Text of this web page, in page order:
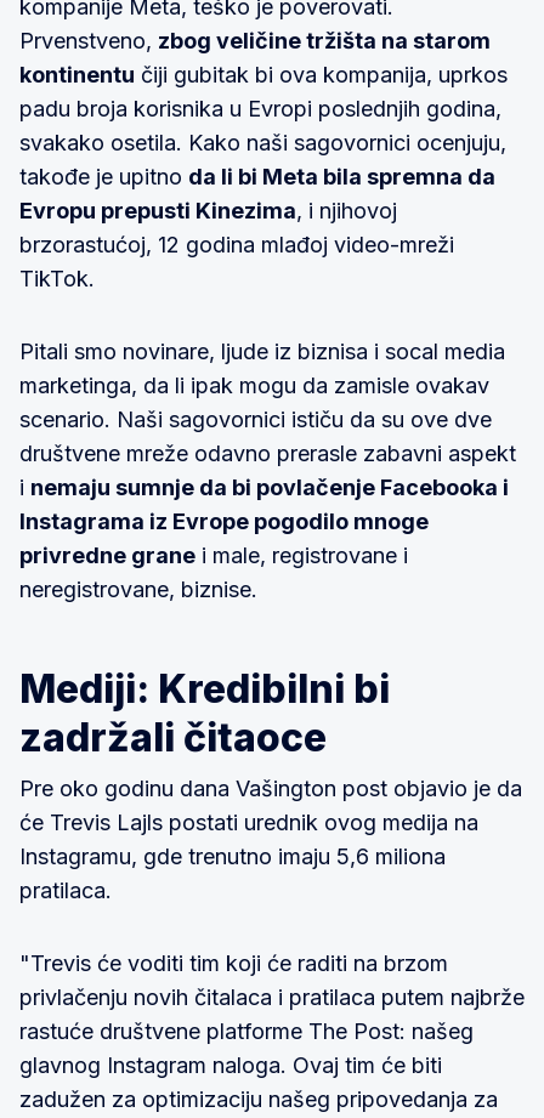
kompanije Meta, teško je poverovati.
Prvenstveno, zbog veličine tržišta na starom
kontinentu čiji gubitak bi ova kompanija, uprkos
padu broja korisnika u Evropi poslednjih godina,
svakako osetila. Kako naši sagovornici ocenjuju,
takođe je upitno da li bi Meta bila spremna da
Evropu prepusti Kinezima, i njihovoj
brzorastućoj, 12 godina mlađoj video-mreži
TikTok.
Pitali smo novinare, ljude iz biznisa i socal media
marketinga, da li ipak mogu da zamisle ovakav
scenario. Naši sagovornici ističu da su ove dve
društvene mreže odavno prerasle zabavni aspekt
i nemaju sumnje da bi povlačenje Facebooka i
Instagrama iz Evrope pogodilo mnoge
privredne grane i male, registrovane i
neregistrovane, biznise.
Mediji: Kredibilni bi
zadržali čitaoce
Pre oko godinu dana Vašington post objavio je da
će Trevis Lajls postati urednik ovog medija na
Instagramu, gde trenutno imaju 5,6 miliona
pratilaca.
"Trevis će voditi tim koji će raditi na brzom
privlačenju novih čitalaca i pratilaca putem najbrže
rastuće društvene platforme The Post: našeg
glavnog Instagram naloga. Ovaj tim će biti
zadužen za optimizaciju našeg pripovedanja za